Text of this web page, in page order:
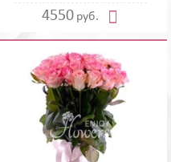
4550 руб. 